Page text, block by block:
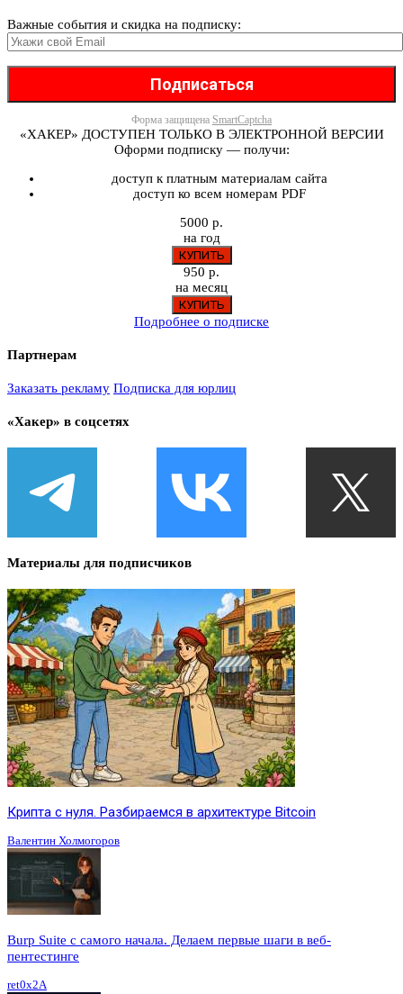
Важные события и скидка на подписку:
Форма защищена SmartCaptcha
«ХАКЕР» ДОСТУПЕН ТОЛЬКО В ЭЛЕКТРОННОЙ ВЕРСИИ
Оформи подписку — получи:
доступ к платным материалам сайта
доступ ко всем номерам PDF
5000 р.
на год
950 р.
на месяц
Подробнее о подписке
Партнерам
Заказать рекламу Подписка для юрлиц
«Хакер» в соцсетях
Материалы для подписчиков
Крипта с нуля. Разбираемся в архитектуре Bitcoin
Валентин Холмогоров
Burp Suite с самого начала. Делаем первые шаги в веб-
пентестинге
ret0x2A